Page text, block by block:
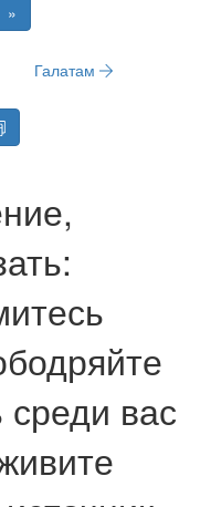
»
Галатам
среди вас